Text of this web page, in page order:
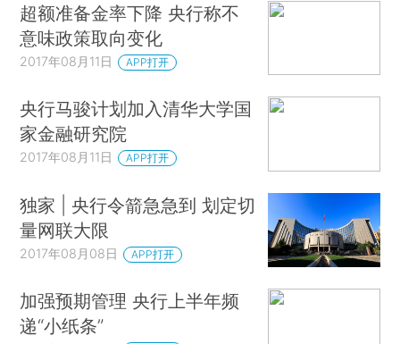
超额准备金率下降 央行称不
意味政策取向变化
2017年08月11日 APP打开
央行马骏计划加入清华大学国
家金融研究院
2017年08月11日 APP打开
独家 | 央行令箭急急到 划定切
量网联大限
2017年08月08日 APP打开
加强预期管理 央行上半年频
递“小纸条”